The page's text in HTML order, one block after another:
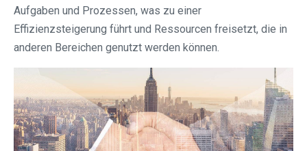
Aufgaben und Prozessen, was zu einer
Effizienzsteigerung führt und Ressourcen freisetzt, die in
anderen Bereichen genutzt werden können.